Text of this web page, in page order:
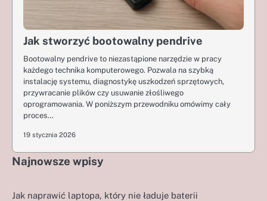
Jak stworzyć bootowalny pendrive
Bootowalny pendrive to niezastąpione narzędzie w pracy
każdego technika komputerowego. Pozwala na szybką
instalację systemu, diagnostykę uszkodzeń sprzętowych,
przywracanie plików czy usuwanie złośliwego
oprogramowania. W poniższym przewodniku omówimy cały
proces…
19 stycznia 2026
Najnowsze wpisy
Jak naprawić laptopa, który nie ładuje baterii